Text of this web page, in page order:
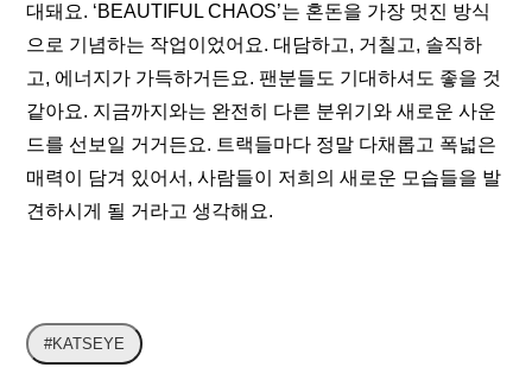
대돼요. ‘BEAUTIFUL CHAOS’는 혼돈을 가장 멋진 방식
으로 기념하는 작업이었어요. 대담하고, 거칠고, 솔직하
고, 에너지가 가득하거든요. 팬분들도 기대하셔도 좋을 것
같아요. 지금까지와는 완전히 다른 분위기와 새로운 사운
드를 선보일 거거든요. 트랙들마다 정말 다채롭고 폭넓은
매력이 담겨 있어서, 사람들이 저희의 새로운 모습들을 발
견하시게 될 거라고 생각해요.
#KATSEYE